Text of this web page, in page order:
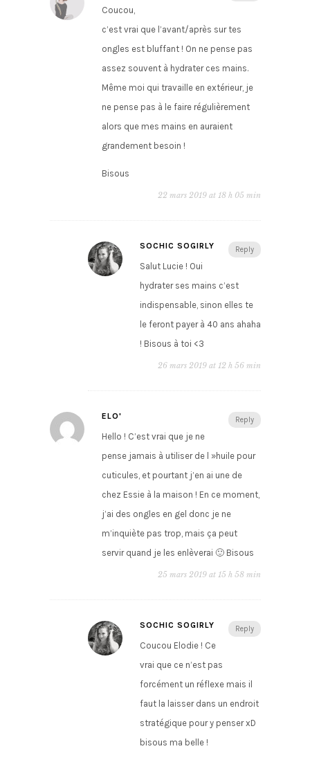
Coucou,
c’est vrai que l’avant/après sur tes
ongles est bluffant ! On ne pense pas
assez souvent à hydrater ces mains.
Même moi qui travaille en extérieur, je
ne pense pas à le faire régulièrement
alors que mes mains en auraient
grandement besoin !
Bisous
22 mars 2019 at 18 h 05 min
Reply
SOCHIC SOGIRLY
Salut Lucie ! Oui
hydrater ses mains c’est
indispensable, sinon elles te
le feront payer à 40 ans ahaha
! Bisous à toi <3
26 mars 2019 at 12 h 56 min
Reply
ELO'
Hello ! C’est vrai que je ne
pense jamais à utiliser de l »huile pour
cuticules, et pourtant j’en ai une de
chez Essie à la maison ! En ce moment,
j’ai des ongles en gel donc je ne
m’inquiète pas trop, mais ça peut
servir quand je les enlèverai 🙂 Bisous
25 mars 2019 at 15 h 58 min
Reply
SOCHIC SOGIRLY
Coucou Elodie ! Ce
vrai que ce n’est pas
forcément un réflexe mais il
faut la laisser dans un endroit
stratégique pour y penser xD
bisous ma belle !